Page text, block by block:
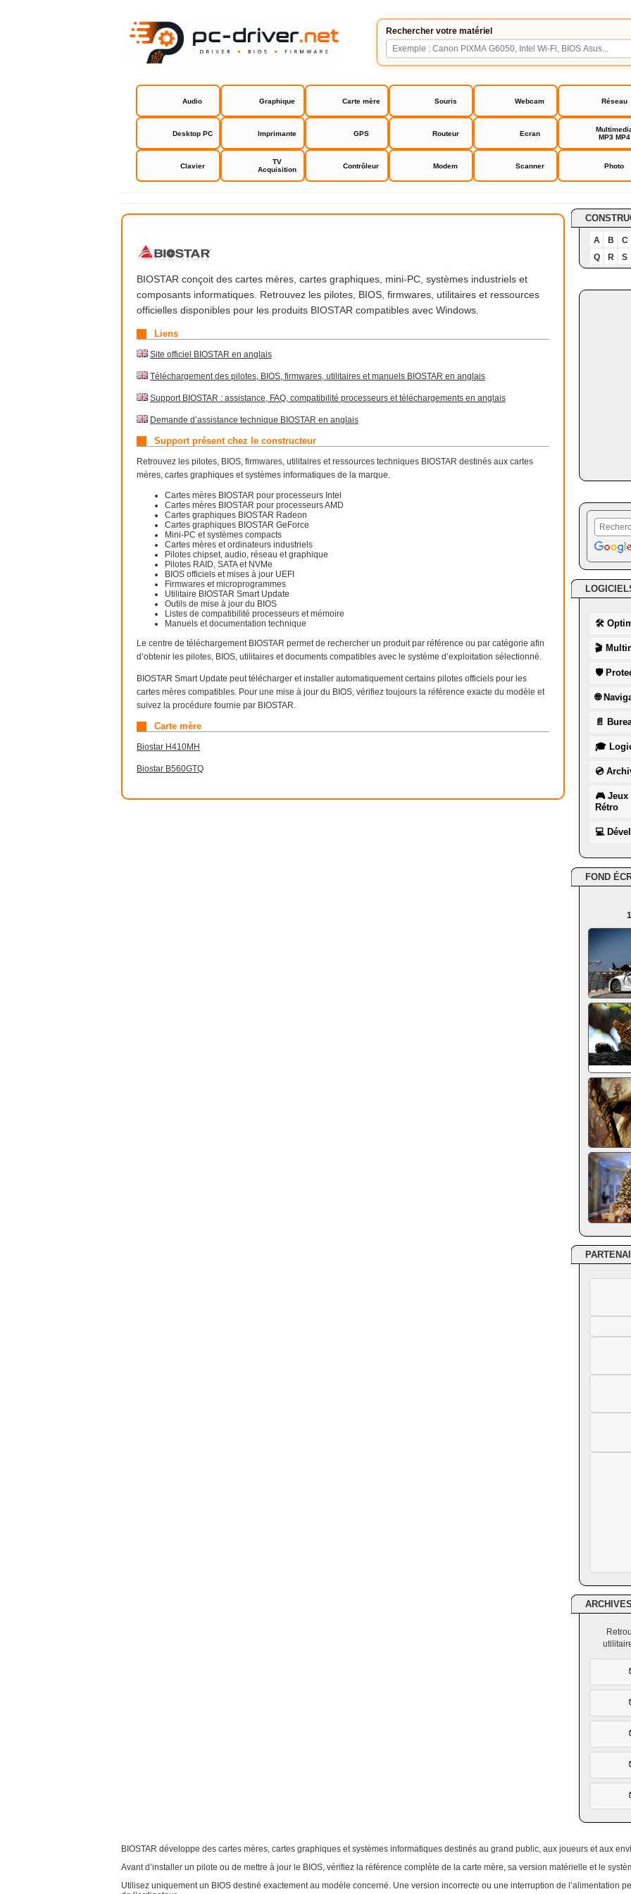
Rechercher votre matériel
Audio Graphique Carte mère Souris Webcam Réseau
Desktop PC Imprimante GPS Routeur Ecran
MP3 MP4
Clavier
TV
Acquisition
Contrôleur Modem Scanner Photo
BIOSTAR
BIOSTAR conçoit des cartes mères, cartes graphiques, mini-PC, systèmes industriels et
composants informatiques. Retrouvez les pilotes, BIOS, firmwares, utilitaires et ressources
officielles disponibles pour les produits BIOSTAR compatibles avec Windows.
Liens
Site officiel BIOSTAR en anglais
Téléchargement des pilotes, BIOS, firmwares, utilitaires et manuels BIOSTAR en anglais
Support BIOSTAR : assistance, FAQ, compatibilité processeurs et téléchargements en anglais
Demande d’assistance technique BIOSTAR en anglais
Support présent chez le constructeur
Retrouvez les pilotes, BIOS, firmwares, utilitaires et ressources techniques BIOSTAR destinés aux cartes
mères, cartes graphiques et systèmes informatiques de la marque.
Cartes mères BIOSTAR pour processeurs Intel
Cartes mères BIOSTAR pour processeurs AMD
Cartes graphiques BIOSTAR Radeon
Cartes graphiques BIOSTAR GeForce
Mini-PC et systèmes compacts
Cartes mères et ordinateurs industriels
Pilotes chipset, audio, réseau et graphique
Pilotes RAID, SATA et NVMe
BIOS officiels et mises à jour UEFI
Firmwares et microprogrammes
Utilitaire BIOSTAR Smart Update
Outils de mise à jour du BIOS
Listes de compatibilité processeurs et mémoire
Manuels et documentation technique
Le centre de téléchargement BIOSTAR permet de rechercher un produit par référence ou par catégorie afin
d’obtenir les pilotes, BIOS, utilitaires et documents compatibles avec le système d’exploitation sélectionné.
BIOSTAR Smart Update peut télécharger et installer automatiquement certains pilotes officiels pour les
cartes mères compatibles. Pour une mise à jour du BIOS, vérifiez toujours la référence exacte du modèle et
suivez la procédure fournie par BIOSTAR.
Carte mère
Biostar H410MH
Biostar B560GTQ
A B
C
Q
R S
🛠
🎬
🛡
🌐
📄
🎓
💿
🎮 Jeux
Rétro
💻
FOND
BIOSTAR développe des cartes mères, cartes graphiques et systèmes informatiques destinés au grand public, aux joueurs et aux
Avant d’installer un pilote ou de mettre à jour le BIOS, vérifiez la référence complète de la carte mère, sa version matérielle et le
Utilisez uniquement un BIOS destiné exactement au modèle concerné. Une version incorrecte ou une interruption de l’alimentation